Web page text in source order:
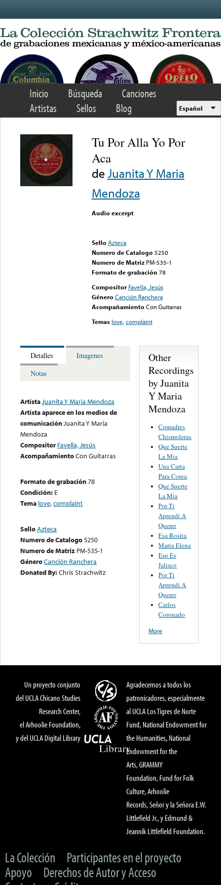
Inicio Búsqueda
Canciones
Artistas
Sellos Blog Español
Tu Por Alla Yo Por
Aca
deJuanita Y Maria
Mendoza
Audio excerpt
Sello Azteca
Numero de Catalogo 5250
Numero de Matriz PM-535-1
Formato de grabación 78
Compositor Favella, Jesús
Género Canción Ranchera
Acompañamiento Con Guitarras
Temas love,complaint
Detalles
Imagenes
Notas
ArtistaJuanita Y Maria Mendoza
Artista aparece en los medios de
comunicaciónJuanita Y Maria
Mendoza
Compositor Favella, Jesús
AcompañamientoCon Guitarras
Formato de grabación78
Condición: E
Tema love,complaint
SelloAzteca
Numero de Catalogo5250
Numero de Matriz PM-535-1
GéneroCanción Ranchera
Donated By:Chris Strachwitz
Other
Recordings
by Juanita
Y Maria
Mendoza
Comadres
Chismoleras
Que Suerte
La Mia
Una Carta
Para Corea
Que Suerte
La Mia
Por Ti
Aprendi A
Querer
Esa Rosita
Maria Elena
Eso Es
Jalisco
Por Ti
Aprendi A
Querer
Carlos
Coronado
More
Un proyecto conjunto
del UCLA Chicano Studies
Research Center,
el Arhoolie Foundation,
y del UCLA Digital Library
Agradecemos a todos los
patronicadores, especialmente
al UCLA Los Tigres de Norte
Fund, National Endowment for
the Humanities, National
Endowment for the
Arts, GRAMMY
Foundation, Fund for Folk
Culture, Arhoolie
Records, Señor y la Señora E.W.
Littlefield Jr., y Edmund &
Jeannik Littlefield Foundation.
La Colección
Participantes en el proyecto
Apoyo
Derechos de Autor y Acceso